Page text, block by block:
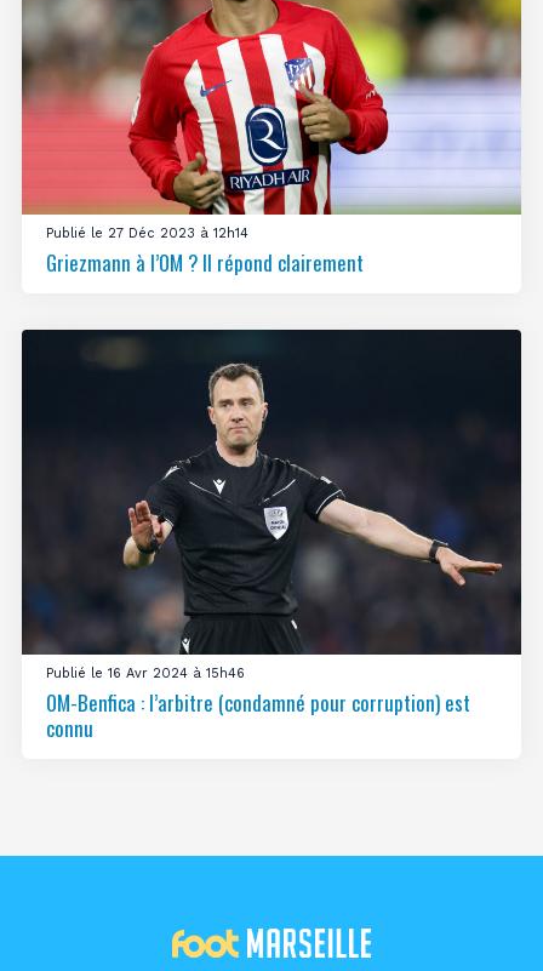
Publié le 27 Déc 2023 à 12h14
Griezmann à l’OM ? Il répond clairement
Publié le 16 Avr 2024 à 15h46
OM-Benfica : l’arbitre (condamné pour corruption) est
connu